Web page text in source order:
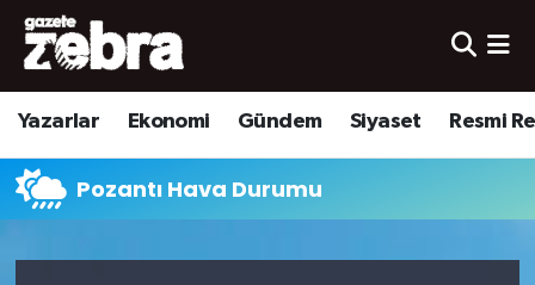
Yazarlar Ekonomi Gündem Siyaset Resmi
Pozantı Hava Durumu
Yazarlar
Ekonomi
Kültür-Sanat
Nöbetçi Eczaneler
Hava Durumu
Trafik Durumu